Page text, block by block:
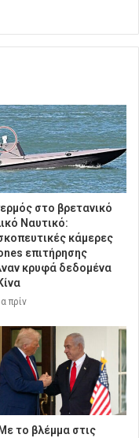
στο βρετανικό
Ναυτικό:
κάμερες
επιτήρησης
κρυφά δεδομένα
πρίν
το βλέμμα στις